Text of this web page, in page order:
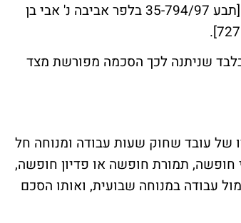
חודשי השנה ובלבד, שהעובד הסכים לתשלום באופן האמור [תבע 35-794/97 בלפר אביבה נ' אבי בן
שניתנה לכך הסכמה מפורשת מצד
1958 אוסר לכלול בשכרו של עובד שחוק שעות עבודה ומנוחה חל
חופשה, תמורת חופשה או פדיון חופשה,
עבודה במנוחה שבועית, ואותו הסכם